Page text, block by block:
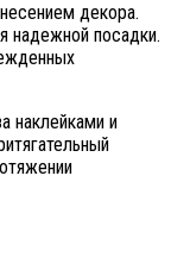
декора.
надежной посадки.
наклейками и